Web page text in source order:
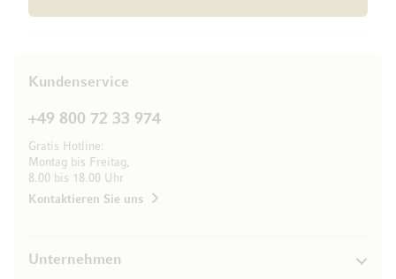
Kundenservice
+49 800 72 33 974
Gratis Hotline:
Montag bis Freitag,
8.00 bis 18.00 Uhr
Kontaktieren Sie uns
Unternehmen